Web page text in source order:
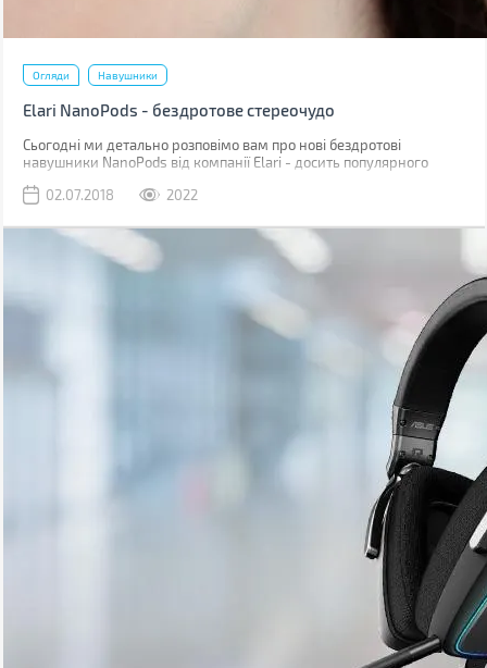
Огляди Навушники
Elari NanoPods - бездротове стереочудо
Сьогодні ми детально розповімо вам про нові бездротові
навушники NanoPods від компанії Elari - досить популярного
нове дітище як навушники зі звучанням класу Hi-Fi.
02.07.2018 2022